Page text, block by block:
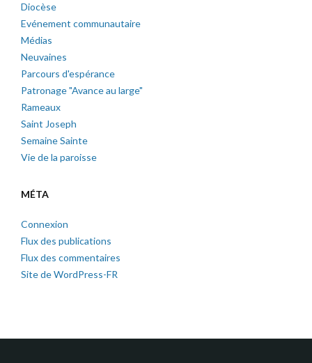
Diocèse
Evénement communautaire
Médias
Neuvaines
Parcours d'espérance
Patronage "Avance au large"
Rameaux
Saint Joseph
Semaine Sainte
Vie de la paroisse
MÉTA
Connexion
Flux des publications
Flux des commentaires
Site de WordPress-FR